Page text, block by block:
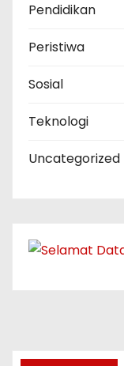
Pendidikan
Peristiwa
Sosial
Teknologi
Uncategorized